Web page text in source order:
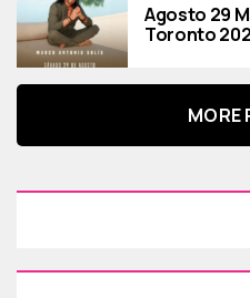
Agosto 29
Toronto
MORE